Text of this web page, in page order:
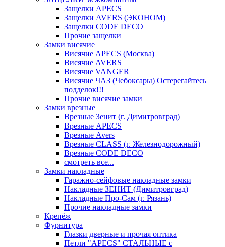
Защелки APECS
Защелки AVERS (ЭКОНОМ)
Защелки CODE DECO
Прочие защелки
Замки висячие
Висячие APECS (Москва)
Висячие AVERS
Висячие VANGER
Висячие ЧАЗ (Чебоксары) Остерегайтесь
подделок!!!
Прочие висячие замки
Замки врезные
Врезные Зенит (г. Димитровград)
Врезные APECS
Врезные Avers
Врезные CLASS (г. Железнодорожный)
Врезные CODE DECO
смотреть все...
Замки накладные
Гаражно-сейфовые накладные замки
Накладные ЗЕНИТ (Димитровград)
Накладные Про-Сам (г. Рязань)
Прочие накладные замки
Крепёж
Фурнитура
Глазки дверные и прочая оптика
Петли "APECS" СТАЛЬНЫЕ с